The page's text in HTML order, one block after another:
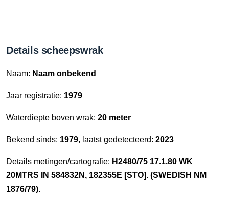
Details scheepswrak
Naam: Naam onbekend
Jaar registratie: 1979
Waterdiepte boven wrak: 20 meter
Bekend sinds: 1979, laatst gedetecteerd: 2023
Details metingen/cartografie: H2480/75 17.1.80 WK
20MTRS IN 584832N, 182355E [STO]. (SWEDISH NM
1876/79).